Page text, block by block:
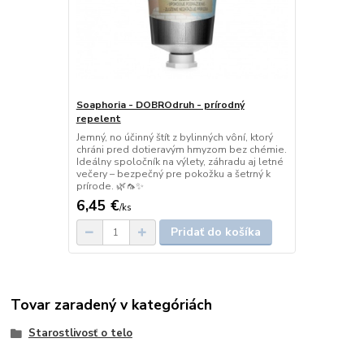
Soaphoria - DOBROdruh - prírodný
repelent
Jemný, no účinný štít z bylinných vôní, ktorý
chráni pred dotieravým hmyzom bez chémie.
Ideálny spoločník na výlety, záhradu aj letné
večery – bezpečný pre pokožku a šetrný k
prírode. 🌿🦟✨
6,45 €/ks
Pridať do košíka
Tovar zaradený v kategóriách
Starostlivosť o telo